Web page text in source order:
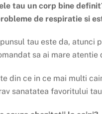
tau un corp bine
de respiratie si
tau este da, atunci
sa ai mare
din ce in ce mai multi
sanatatea favoritului